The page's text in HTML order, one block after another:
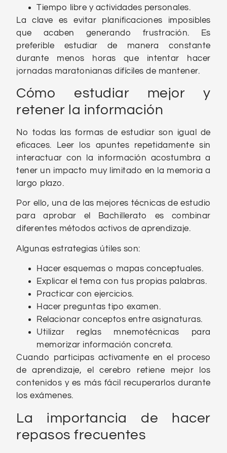
Tiempo libre y actividades personales.
La clave es evitar planificaciones imposibles
que acaben generando frustración. Es
preferible estudiar de manera constante
durante menos horas que intentar hacer
jornadas maratonianas difíciles de mantener.
Cómo estudiar mejor y
retener la información
No todas las formas de estudiar son igual de
eficaces. Leer los apuntes repetidamente sin
interactuar con la información acostumbra a
tener un impacto muy limitado en la memoria a
largo plazo.
Por ello, una de las mejores técnicas de estudio
para aprobar el Bachillerato es combinar
diferentes métodos activos de aprendizaje.
Algunas estrategias útiles son:
Hacer esquemas o mapas conceptuales.
Explicar el tema con tus propias palabras.
Practicar con ejercicios.
Hacer preguntas tipo examen.
Relacionar conceptos entre asignaturas.
Utilizar reglas mnemotécnicas para
memorizar información concreta.
Cuando participas activamente en el proceso
de aprendizaje, el cerebro retiene mejor los
contenidos y es más fácil recuperarlos durante
los exámenes.
La importancia de hacer
repasos frecuentes